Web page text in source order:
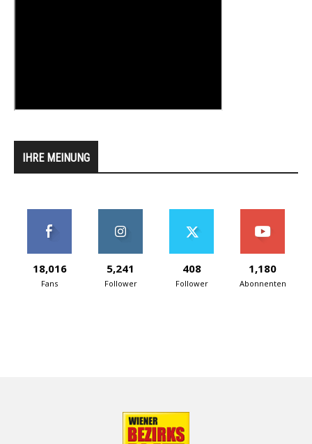
IHRE MEINUNG
18,016
Fans
5,241
Follower
408
Follower
1,180
Abonnenten